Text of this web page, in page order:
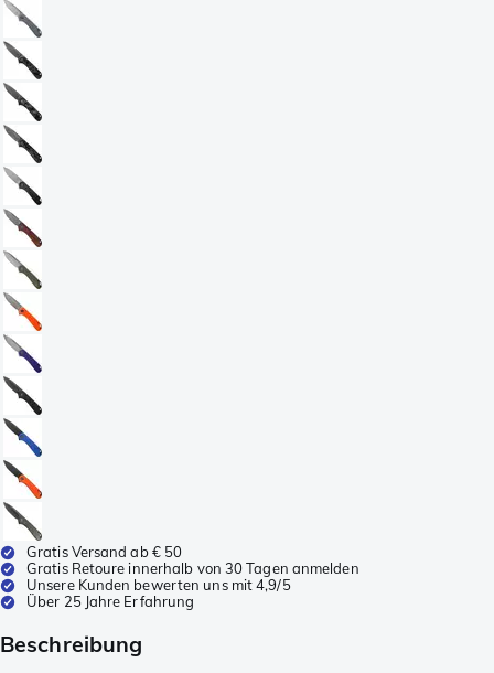
Gratis Versand ab € 50
Gratis Retoure innerhalb von 30 Tagen anmelden
Unsere Kunden bewerten uns mit 4,9/5
Über 25 Jahre Erfahrung
Beschreibung